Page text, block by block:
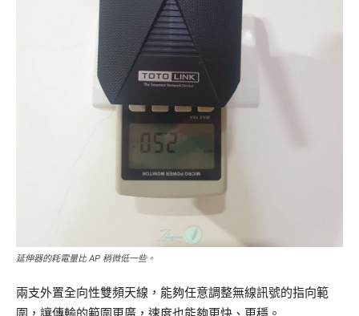
延伸器的耗電量比 AP 稍微低一些。
兩支外置全向性雙頻天線，能夠任意調整無線訊號的指向範
圍，讓傳輸的範圍更廣，速度也能夠更快、更穩。